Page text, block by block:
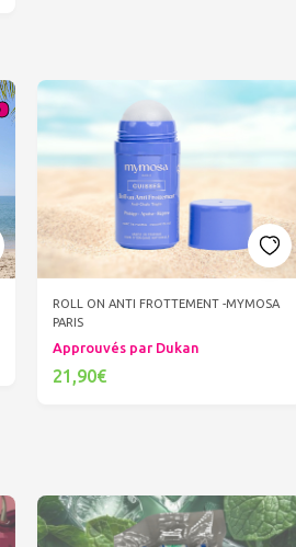
ROLL ON ANTI FROTTEMENT -MYMOSA
PARIS
Approuvés par Dukan
21,90€